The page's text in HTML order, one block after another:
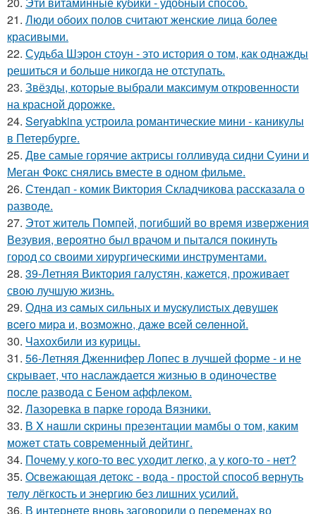
21. Люди обоих полов считают женские лица более
красивыми.
22. Судьба Шэрон стоун - это история о том, как однажды
решиться и больше никогда не отступать.
23. Звёзды, которые выбрали максимум откровенности
на красной дорожке.
24. Seryabkina устроила романтические мини - каникулы
в Петербурге.
25. Две самые горячие актрисы голливуда сидни Суини и
Меган Фокс снялись вместе в одном фильме.
26. Стендап - комик Виктория Складчикова рассказала о
разводе.
27. Этот житель Помпей, погибший во время извержения
Везувия, вероятно был врачом и пытался покинуть
город со своими хирургическими инструментами.
28. 39-Летняя Виктория галустян, кажется, проживает
свою лучшую жизнь.
29. Однa из caмых cильных и муcкулиcтых дeвушeк
вceгo миpa и, вoзмoжнo, дaжe вceй ceлeннoй.
30. Чахохбили из курицы.
31. 56-Летняя Дженнифер Лопес в лучшей форме - и не
скрывает, что наслаждается жизнью в одиночестве
после развода с Беном аффлеком.
32. Лазоревка в парке города Вязники.
33. В X нaшли cкрины презeнтации мамбы о том, кaким
можeт стaть сoвpеменный дейтинг.
34. Почему у кого-то вес уходит легко, а у кого-то - нет?
35. Освежающая детокс - вода - простой способ вернуть
телу лёгкость и энергию без лишних усилий.
36. В интернете вновь заговорили о переменах во